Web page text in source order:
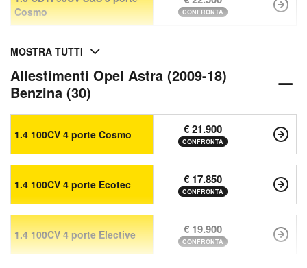
Cosmo
CONFRONTA
MOSTRA TUTTI
Allestimenti Opel Astra (2009-18)
Benzina (30)
1.4 100CV 4 porte Cosmo € 21.900
CONFRONTA
1.4 100CV 4 porte Ecotec € 17.850
CONFRONTA
1.4 100CV 4 porte Elective € 19.900
CONFRONTA